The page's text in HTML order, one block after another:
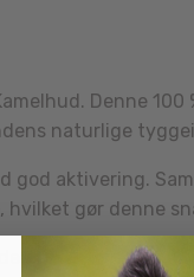
Denne
naturlige
god aktivering.
gør denne
faste konsistens